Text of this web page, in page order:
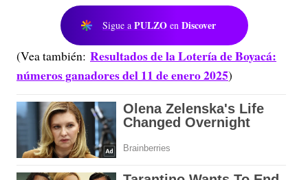
Sigue a PULZO en Discover
(Vea también: Resultados de la Lotería de Boyacá:
números ganadores del 11 de enero 2025)